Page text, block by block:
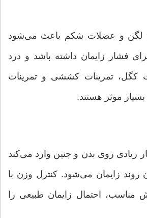
لگن و عضلات شکم باعث می‌شود
فشار زایمان داشته باشد و درد
کگل، تمرینات کششی و تمرینات
بسیار موثر هستند.
زیادی روی بدن و جنین وارد می‌کند
زایمان می‌شود. کنترل وزن با
مناسب، احتمال زایمان طبیعی را